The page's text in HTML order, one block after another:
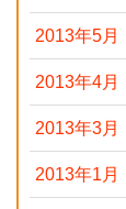
2013年5月
2013年4月
2013年3月
2013年1月